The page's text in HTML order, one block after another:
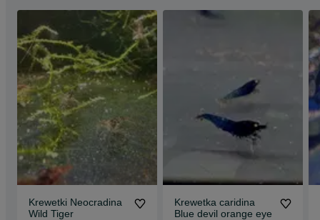
Krewetki Neocradina
Wild Tiger
Krewetka caridina
Blue devil orange eye